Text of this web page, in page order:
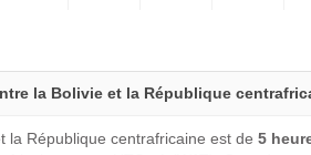
la Bolivie et la République
la République centrafricaine est de 5